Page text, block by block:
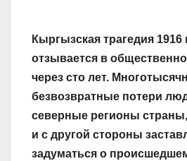
Кыргызская трагедия
отзывается в
через сто лет.
безвозвратные потери
северные регионы страны,
и с другой стороны
задуматься о